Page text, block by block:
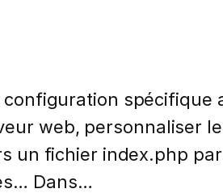
web, personnaliser
un fichier index.php
Dans…